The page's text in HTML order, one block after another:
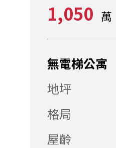
1,050 萬
無電梯公寓
地坪
格局
屋齡